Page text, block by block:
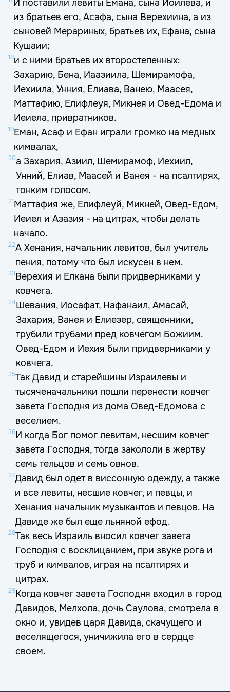
И поставили левиты Емана, сына Иоилева, и
из братьев его, Асафа, сына Верехиина, а из
сыновей Мерариных, братьев их, Ефана, сына
Кушаии;
18и с ними братьев их второстепенных:
Захарию, Бена, Иаазиила, Шемирамофа,
Иехиила, Унния, Елиава, Ванею, Маасея,
Маттафию, Елифлеуя, Микнея и Овед-Едома и
Иеиела, привратников.
19Еман, Асаф и Ефан играли громко на медных
кимвалах,
20а Захария, Азиил, Шемирамоф, Иехиил,
Унний, Елиав, Маасей и Ванея - на псалтирях,
тонким голосом.
21Маттафия же, Елифлеуй, Микней, Овед-Едом,
Иеиел и Азазия - на цитрах, чтобы делать
начало.
22А Хенания, начальник левитов, был учитель
пения, потому что был искусен в нем.
23Верехия и Елкана были придверниками у
ковчега.
24Шевания, Иосафат, Нафанаил, Амасай,
Захария, Ванея и Елиезер, священники,
трубили трубами пред ковчегом Божиим.
Овед-Едом и Иехия были придверниками у
ковчега.
25Так Давид и старейшины Израилевы и
тысяченачальники пошли перенести ковчег
завета Господня из дома Овед-Едомова с
веселием.
26И когда Бог помог левитам, несшим ковчег
завета Господня, тогда закололи в жертву
семь тельцов и семь овнов.
27Давид был одет в виссонную одежду, а также
и все левиты, несшие ковчег, и певцы, и
Хенания начальник музыкантов и певцов. На
Давиде же был еще льняной ефод.
28Так весь Израиль вносил ковчег завета
Господня с восклицанием, при звуке рога и
труб и кимвалов, играя на псалтирях и
цитрах.
29Когда ковчег завета Господня входил в город
Давидов, Мелхола, дочь Саулова, смотрела в
окно и, увидев царя Давида, скачущего и
веселящегося, уничижила его в сердце
своем.